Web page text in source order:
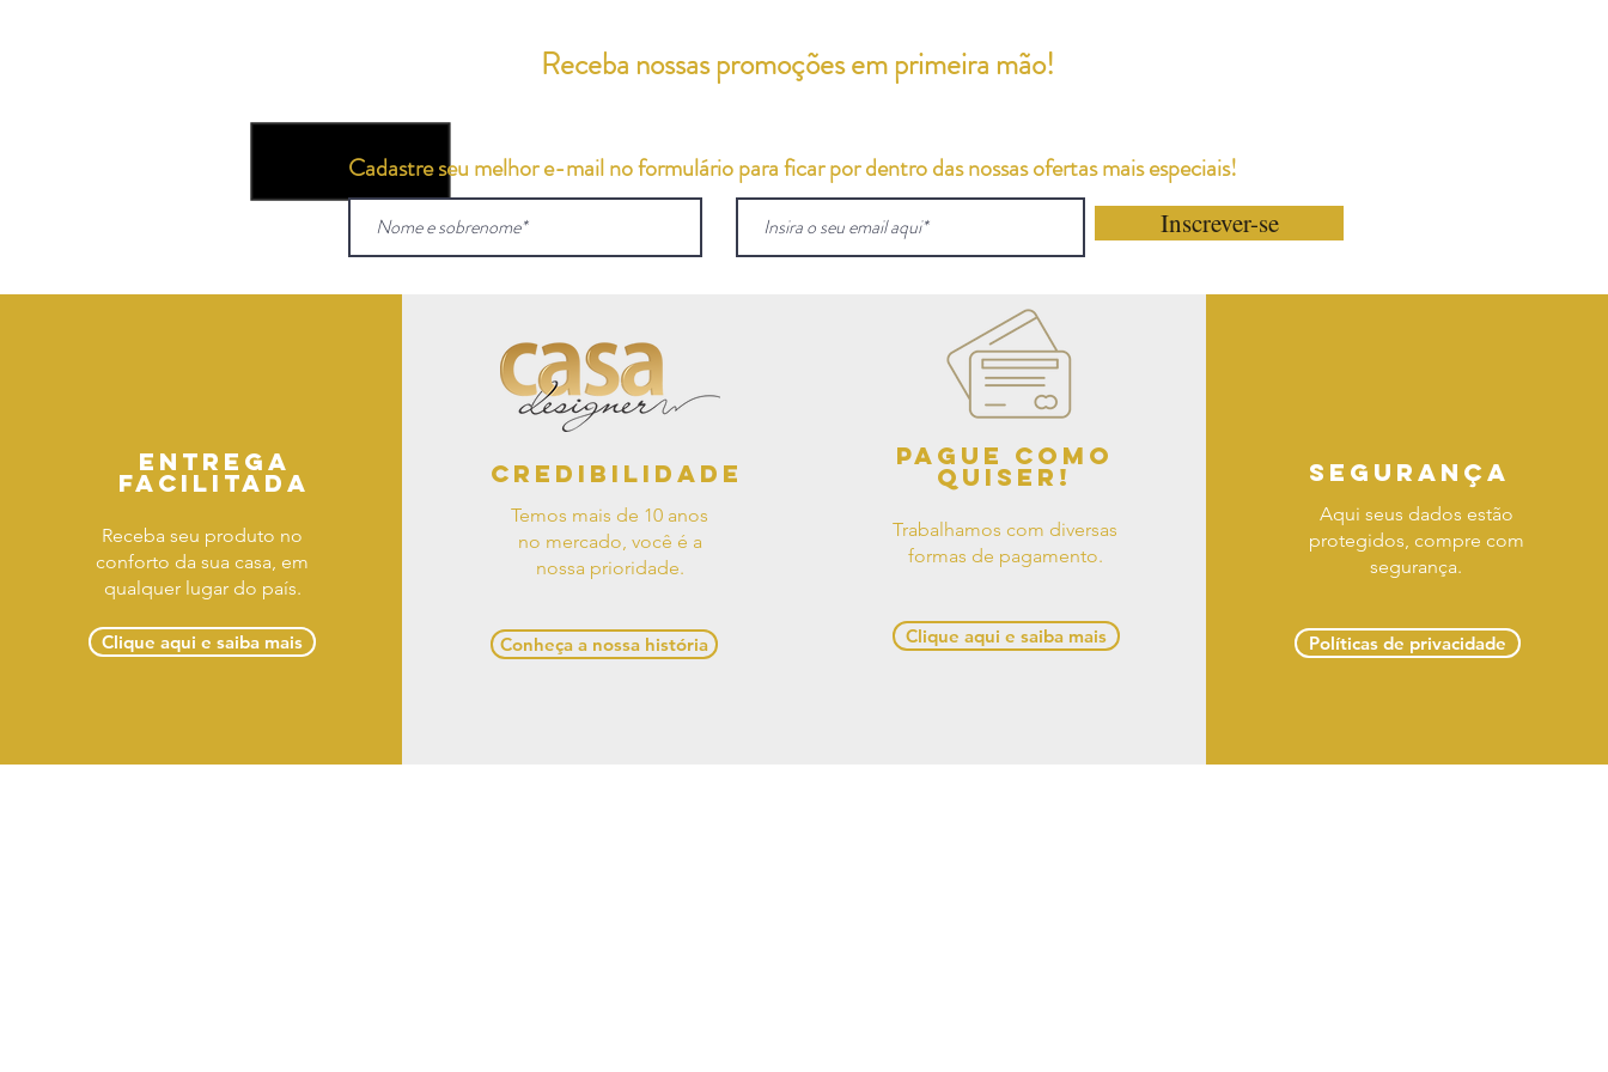
Inscrever-se
Cadastre seu melhor e-mail no formulário para ficar por dentro das nossas ofertas mais especiais!
Receba nossas promoções em primeira mão!
Entrega
facilitada
Receba seu produto no
conforto da sua casa, em
qualquer lugar do país.
Clique aqui e saiba mais
Credibilidade
Temos mais de 10 anos
no mercado, você é a
nossa prioridade.
Conheça a nossa história
Pague como
quiser!
Trabalhamos com diversas
formas de pagamento.
Clique aqui e saiba mais
segurança
Aqui seus dados estão
protegidos, compre com
segurança.
Políticas de privacidade